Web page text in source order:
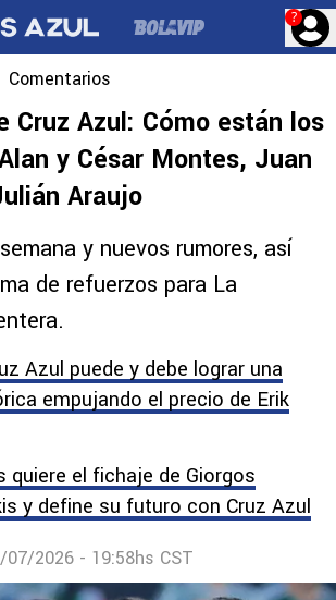
?
Comentarios
Cruz Azul: Cómo están los
y César Montes, Juan
Araujo
y nuevos rumores, así
de refuerzos para La
Azul puede y debe lograr una
empujando el precio de Erik
quiere el fichaje de Giorgos
y define su futuro con Cruz Azul
07/2026 - 19:58hs CST